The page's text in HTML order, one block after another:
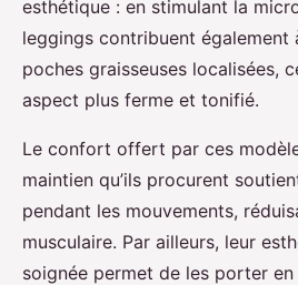
esthétique : en stimulant la
leggings contribuent également
poches graisseuses localisées,
aspect plus ferme et tonifié.
Le confort offert par ces
maintien qu’ils procurent
pendant les mouvements,
musculaire. Par ailleurs, leur
soignée permet de les porter